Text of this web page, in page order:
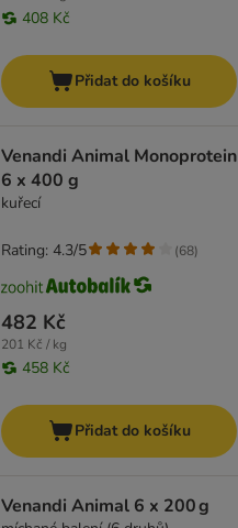
408 Kč
Přidat do košíku
Venandi Animal Monoprotein
6 x 400 g
kuřecí
482 Kč
201 Kč / kg
458 Kč
Rating: 4.3/5 (68)
Přidat do košíku
Venandi Animal 6 x 200 g